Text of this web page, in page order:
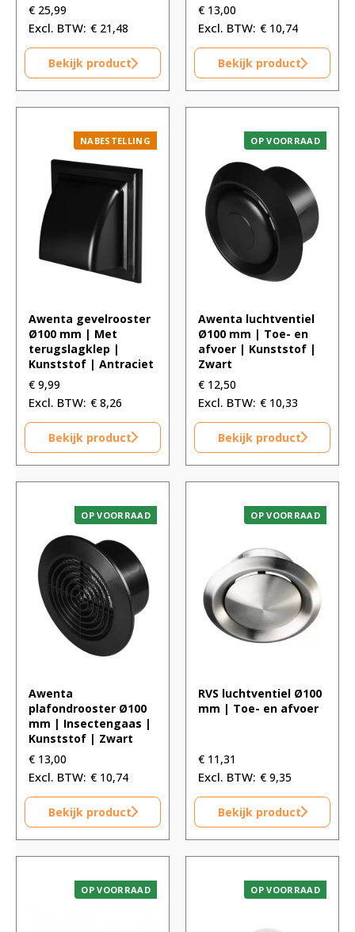
€ 25,99
€ 21,48
Bekijk product
€ 13,00
€ 10,74
Bekijk product
NABESTELLING
Awenta gevelrooster
Ø100 mm | Met
terugslagklep |
Kunststof | Antraciet
€ 9,99
€ 8,26
Bekijk product
OP VOORRAAD
Awenta luchtventiel
Ø100 mm | Toe- en
afvoer | Kunststof |
Zwart
€ 12,50
€ 10,33
Bekijk product
OP VOORRAAD
Awenta
plafondrooster Ø100
mm | Insectengaas |
Kunststof | Zwart
€ 13,00
€ 10,74
Bekijk product
OP VOORRAAD
RVS luchtventiel Ø100
mm | Toe- en afvoer
€ 11,31
€ 9,35
Bekijk product
OP VOORRAAD OP VOORRAAD